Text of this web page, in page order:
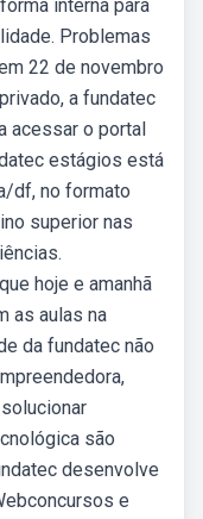
interna para
Problemas
22 de novembro
a fundatec
acessar o portal
estágios está
df, no formato
superior nas
hoje e amanhã
as aulas na
da fundatec não
são
desenvolve
e